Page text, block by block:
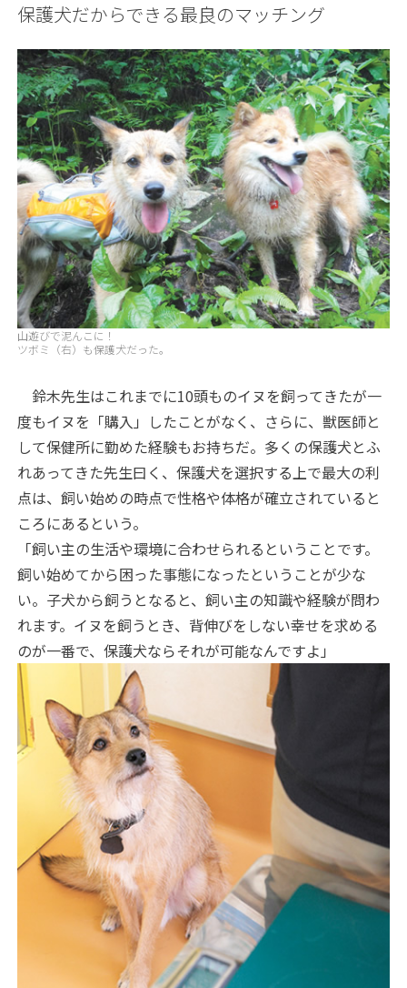
保護犬だからできる最良のマッチング
山遊びで泥んこに！
ツボミ（右）も保護犬だった。
鈴木先生はこれまでに10頭ものイヌを飼ってきたが一
度もイヌを「購入」したことがなく、さらに、獣医師と
して保健所に勤めた経験もお持ちだ。多くの保護犬とふ
れあってきた先生曰く、保護犬を選択する上で最大の利
点は、飼い始めの時点で性格や体格が確立されていると
ころにあるという。
「飼い主の生活や環境に合わせられるということです。
飼い始めてから困った事態になったということが少な
い。子犬から飼うとなると、飼い主の知識や経験が問わ
れます。イヌを飼うとき、背伸びをしない幸せを求める
のが一番で、保護犬ならそれが可能なんですよ」